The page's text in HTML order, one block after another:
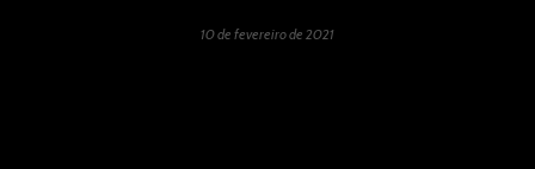
10 de fevereiro de 2021